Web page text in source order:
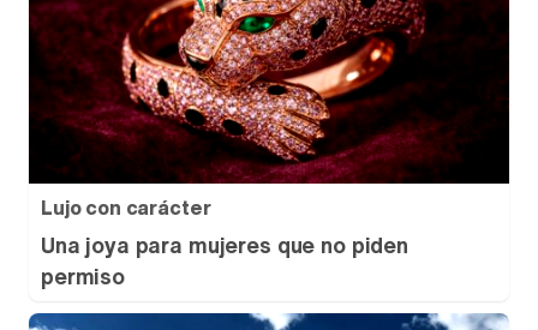
Lujo con carácter
Una joya para mujeres que no piden
permiso